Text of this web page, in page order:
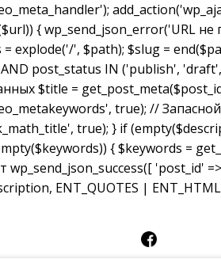
{ wp_send_json_error('URL
explode('/', $path); $slug =
AND post_status IN ('publish',
$title =
true); //
true); } if
{ $keywords =
'post_id'
ENT_QUOTES |